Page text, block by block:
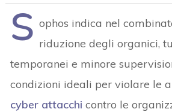
S ophos indica nel
riduzione degli organici,
temporanei e minore
condizioni ideali per violare le
cyber attacchi contro le